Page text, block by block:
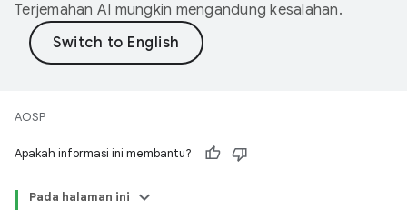
Terjemahan AI mungkin mengandung kesalahan.
AOSP
Apakah informasi ini membantu?
Pada halaman ini